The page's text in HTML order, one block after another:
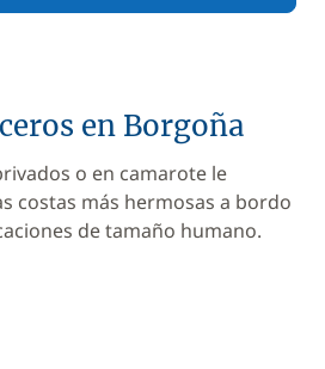
en Borgoña
o en camarote le
costas más hermosas a bordo
de tamaño humano.